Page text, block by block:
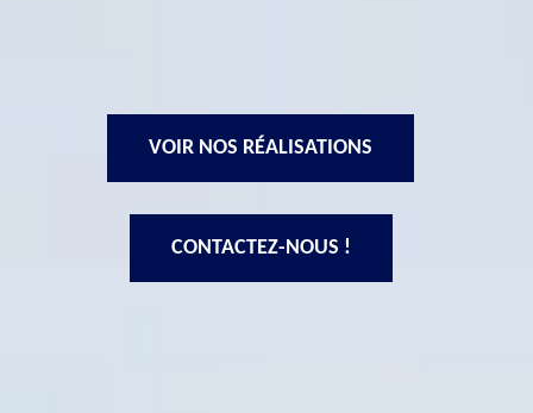
VOIR NOS RÉALISATIONS
CONTACTEZ-NOUS !